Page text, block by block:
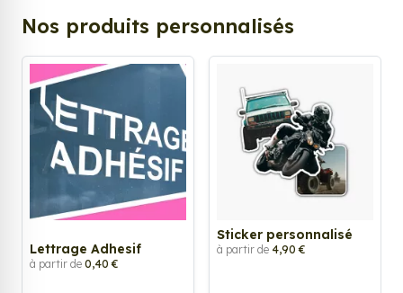
Nos produits personnalisés
Lettrage Adhesif
à partir de 0,40 €
Sticker personnalisé
à partir de 4,90 €